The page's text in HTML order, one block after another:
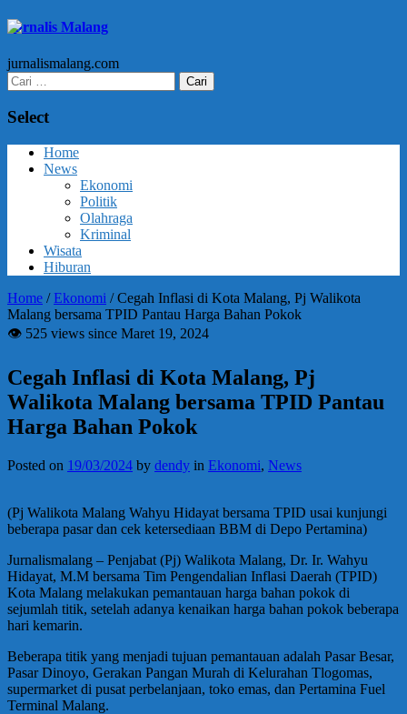
Jurnalis Malang
jurnalismalang.com
Cari
untuk:
Select
Home
News
Ekonomi
Politik
Olahraga
Kriminal
Wisata
Hiburan
Home /Ekonomi /Cegah Inflasi di Kota Malang, Pj Walikota
Malang bersama TPID Pantau Harga Bahan Pokok
👁 525 views since Maret 19, 2024
Cegah Inflasi di Kota Malang, Pj
Walikota Malang bersama TPID Pantau
Harga Bahan Pokok
Posted on 19/03/2024 by dendy in Ekonomi, News
(Pj Walikota Malang Wahyu Hidayat bersama TPID usai kunjungi
beberapa pasar dan cek ketersediaan BBM di Depo Pertamina)
Jurnalismalang – Penjabat (Pj) Walikota Malang, Dr. Ir. Wahyu
Hidayat, M.M bersama Tim Pengendalian Inflasi Daerah (TPID)
Kota Malang melakukan pemantauan harga bahan pokok di
sejumlah titik, setelah adanya kenaikan harga bahan pokok beberapa
hari kemarin.
Beberapa titik yang menjadi tujuan pemantauan adalah Pasar Besar,
Pasar Dinoyo, Gerakan Pangan Murah di Kelurahan Tlogomas,
supermarket di pusat perbelanjaan, toko emas, dan Pertamina Fuel
Terminal Malang.